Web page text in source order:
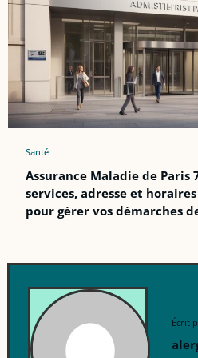
Santé
Assurance Maladie de Paris
services, adresse et
pour gérer vos démarches
Écrit